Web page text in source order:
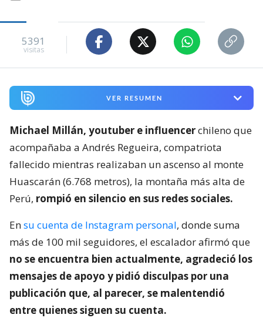
5391
visitas
VER RESUMEN
Michael Millán, youtuber e influencerchileno que
acompañaba a Andrés Regueira, compatriota
fallecido mientras realizaban un ascenso al monte
Huascarán (6.768 metros), la montaña más alta de
Perú, rompió en silencio en sus redes sociales.
Ensu cuenta de Instagram personal, donde suma
más de 100 mil seguidores, el escalador afirmó que
no se encuentra bien actualmente, agradeció los
mensajes de apoyo y pidió disculpas por una
publicación que, al parecer, se malentendió
entre quienes siguen su cuenta.